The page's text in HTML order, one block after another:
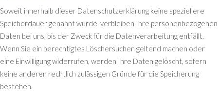
Soweit innerhalb dieser Datenschutzerklärung keine speziellere
Speicherdauer genannt wurde, verbleiben Ihre personenbezogenen
Daten bei uns, bis der Zweck für die Datenverarbeitung entfällt.
Wenn Sie ein berechtigtes Löschersuchen geltend machen oder
eine Einwilligung widerrufen, werden Ihre Daten gelöscht, sofern
keine anderen rechtlich zulässigen Gründe für die Speicherung
bestehen.